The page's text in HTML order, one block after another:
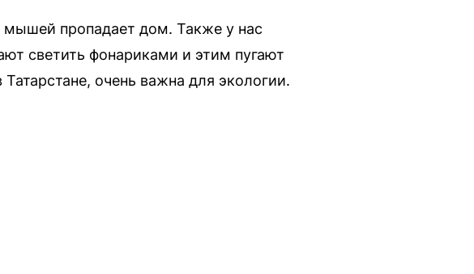
мышей пропадает дом. Также у нас
светить фонариками и этим пугают
очень важна для экологии.